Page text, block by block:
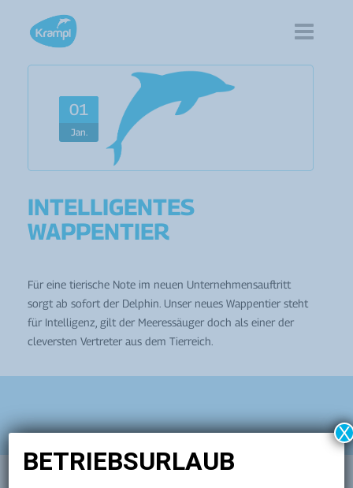
Produktsparten
Service
Jobs
Kontakt
01
Jan.
INTELLIGENTES
WAPPENTIER
Für eine tierische Note im neuen Unternehmensauftritt
sorgt ab sofort der Delphin. Unser neues Wappentier steht
für Intelligenz, gilt der Meeressäuger doch als einer der
cleversten Vertreter aus dem Tierreich.
BETRIEBSURLAUB
X